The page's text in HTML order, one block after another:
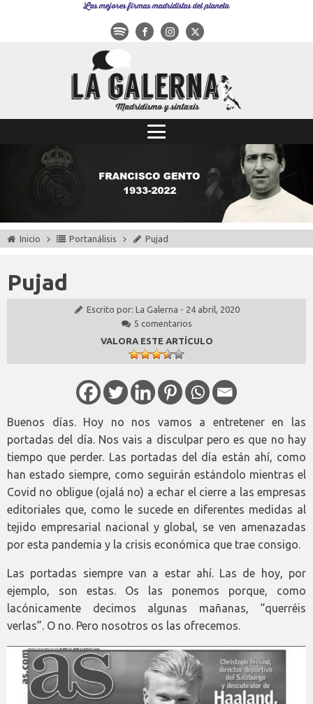
Las mejores firmas madridistas del planeta
Inicio Portanálisis Pujad
Pujad
Escrito por: La Galerna - 24 abril, 2020
5 comentarios
VALORA ESTE ARTÍCULO
Buenos días. Hoy no nos vamos a entretener en las
portadas del día. Nos vais a disculpar pero es que no hay
tiempo que perder. Las portadas del día están ahí, como
han estado siempre, como seguirán estándolo mientras el
Covid no obligue (ojalá no) a echar el cierre a las empresas
editoriales que, como le sucede en diferentes medidas al
tejido empresarial nacional y global, se ven amenazadas
por esta pandemia y la crisis económica que trae consigo.
Las portadas siempre van a estar ahí. Las de hoy, por
ejemplo, son estas. Os las ponemos porque, como
lacónicamente decimos algunas mañanas, “querréis
verlas”. O no. Pero nosotros os las ofrecemos.